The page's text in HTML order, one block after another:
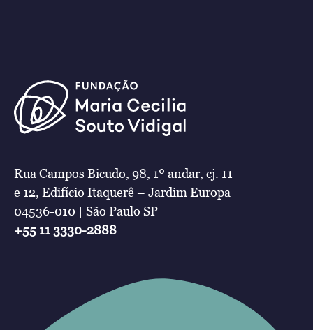
Rua Campos Bicudo, 98, 1º andar, cj. 11
e 12, Edifício Itaquerê – Jardim Europa
04536-010 | São Paulo SP
+55 11 3330-2888